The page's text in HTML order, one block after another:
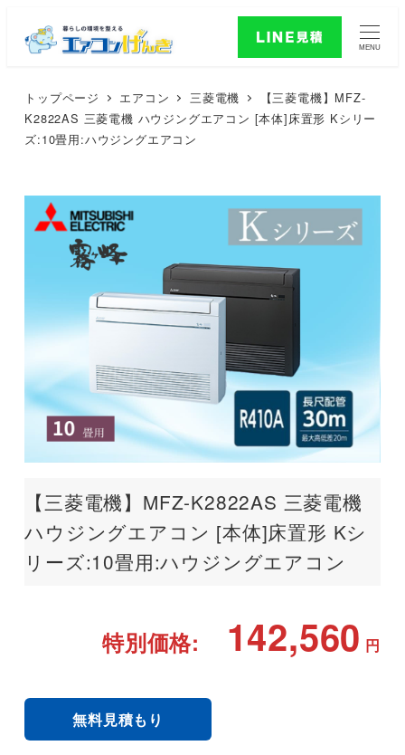
MENU
トップページ エアコン 三菱電機
【三菱電機】MFZ-
K2822AS 三菱電機 ハウジングエアコン [本体]床置形 Kシリー
ズ:10畳用:ハウジングエアコン
【三菱電機】MFZ-K2822AS 三菱電機
ハウジングエアコン [本体]床置形 Kシ
リーズ:10畳用:ハウジングエアコン
特別価格: 142,560 円
無料見積もり